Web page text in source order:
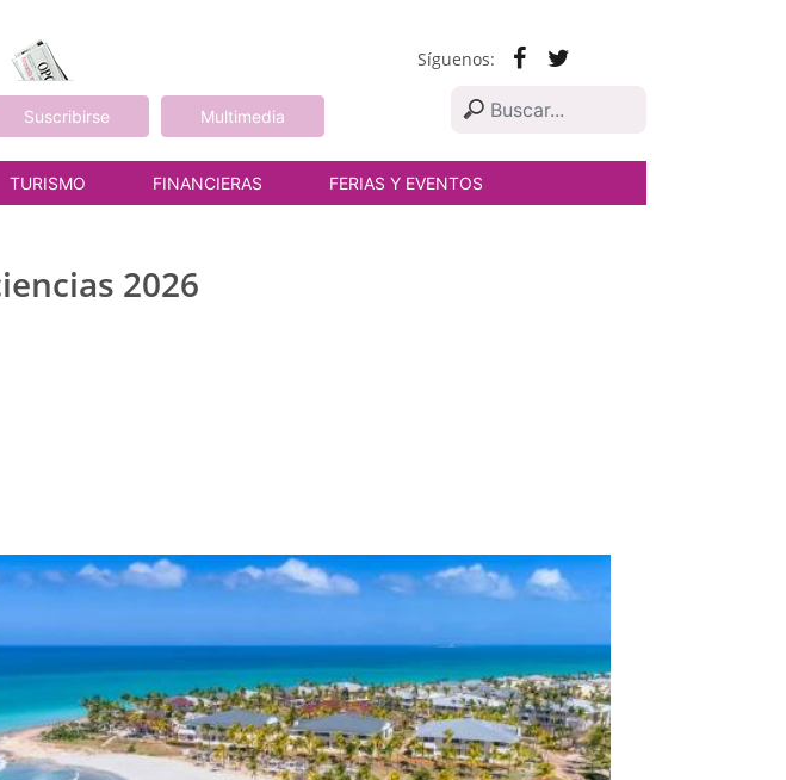
Suscribirse Multimedia
Síguenos:
TURISMO FINANCIERAS FERIAS Y EVENTOS
2026